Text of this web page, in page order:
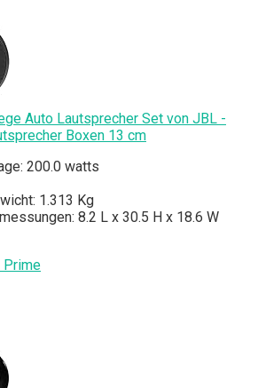
Auto Lautsprecher Set von JBL -
Boxen 13 cm
200.0 watts
1.313 Kg
8.2 L x 30.5 H x 18.6 W